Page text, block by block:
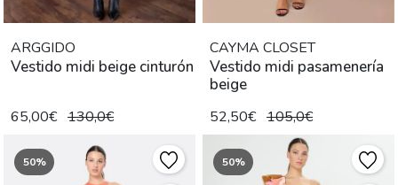
ARGGIDO
Vestido midi beige cinturón
65,00€ 130,0€
CAYMA CLOSET
Vestido midi pasamenería
beige
52,50€ 105,0€
50% 50%